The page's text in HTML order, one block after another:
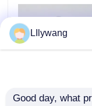
blog
tubulaire
LIlywang
Good day, what